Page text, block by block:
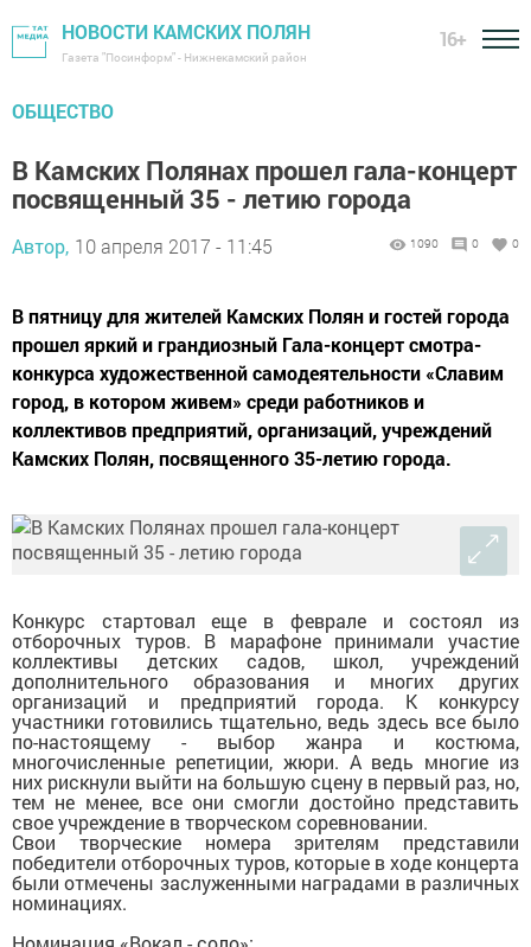
НОВОСТИ КАМСКИХ ПОЛЯН
Газета "Посинформ" - Нижнекамский район
16+
ОБЩЕСТВО
В Камских Полянах прошел гала-концерт
посвященный 35 - летию города
Автор, 10 апреля 2017 - 11:45 1090 0 0
В пятницу для жителей Камских Полян и гостей города
прошел яркий и грандиозный Гала-концерт смотра-
конкурса художественной самодеятельности «Славим
город, в котором живем» среди работников и
коллективов предприятий, организаций, учреждений
Камских Полян, посвященного 35-летию города.
Конкурс стартовал еще в феврале и состоял из
отборочных туров. В марафоне принимали участие
коллективы детских садов, школ, учреждений
дополнительного образования и многих других
организаций и предприятий города. К конкурсу
участники готовились тщательно, ведь здесь все было
по-настоящему - выбор жанра и костюма,
многочисленные репетиции, жюри. А ведь многие из
них рискнули выйти на большую сцену в первый раз, но,
тем не менее, все они смогли достойно представить
свое учреждение в творческом соревновании.
Свои творческие номера зрителям представили
победители отборочных туров, которые в ходе концерта
были отмечены заслуженными наградами в различных
номинациях.